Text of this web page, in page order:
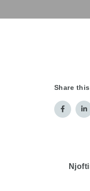
Share